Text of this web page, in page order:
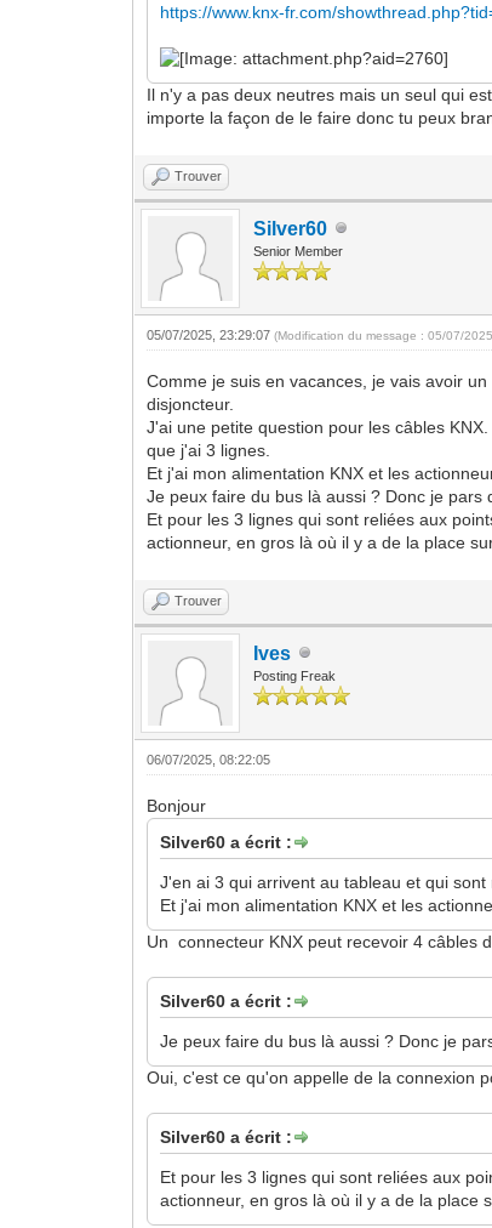
https://www.knx-fr.com/
Il n'y a pas deux neutres mais un seul qui
importe la façon de le faire donc tu peux
Trouver
Silver60
Senior Member
05/07/2025, 23:29:07(Modification du message : 05/07/
Comme je suis en vacances, je vais avoir
disjoncteur.
J'ai une petite question pour les câbles
que j'ai 3 lignes.
Et j'ai mon alimentation KNX et les
Je peux faire du bus là aussi ? Donc je
Et pour les 3 lignes qui sont reliées aux
actionneur, en gros là où il y a de la place
Trouver
Ives
Posting Freak
06/07/2025, 08:22:05
Bonjour
Silver60 a écrit :
J'en ai 3 qui arrivent au tableau et qui
Et j'ai mon alimentation KNX et les
Un connecteur KNX peut recevoir 4 câbles
Silver60 a écrit :
Je peux faire du bus là aussi ? Donc je
Oui, c'est ce qu'on appelle de la connexion
Silver60 a écrit :
Et pour les 3 lignes qui sont reliées aux
actionneur, en gros là où il y a de la place